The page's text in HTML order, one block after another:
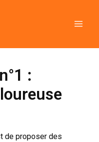
:
de proposer des